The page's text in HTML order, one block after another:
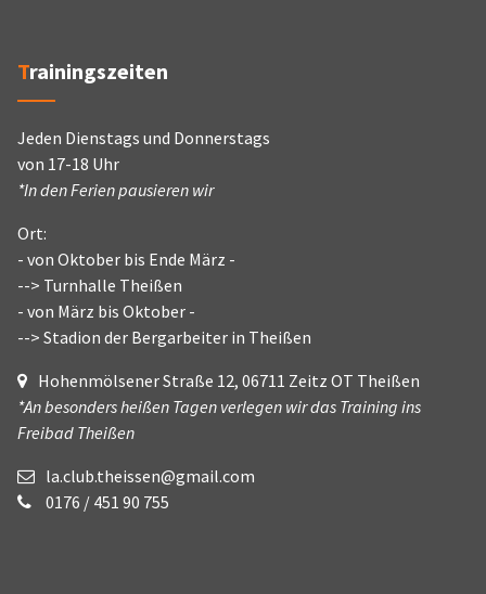
Trainingszeiten
Jeden Dienstags und Donnerstags
von 17-18 Uhr
*In den Ferien pausieren wir
Ort:
- von Oktober bis Ende März -
--> Turnhalle Theißen
- von März bis Oktober -
--> Stadion der Bergarbeiter in Theißen
Hohenmölsener Straße 12, 06711 Zeitz OT Theißen
*An besonders heißen Tagen verlegen wir das Training ins
Freibad Theißen
la.club.theissen@gmail.com
0176 / 451 90 755